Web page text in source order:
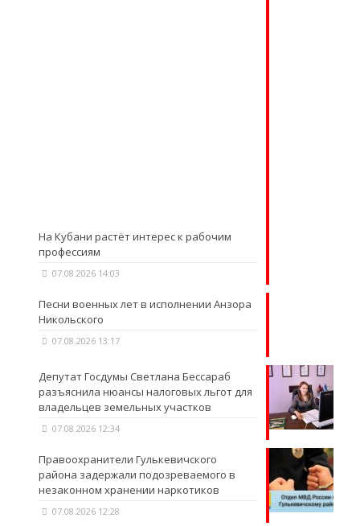
На Кубани растёт интерес к рабочим
профессиям
07.08.2026 14:03
Песни военных лет в исполнении Анзора
Никольского
07.08.2026 13:17
Депутат Госдумы Светлана Бессараб
разъяснила нюансы налоговых льгот для
владельцев земельных участков
07.08.2026 12:34
Правоохранители Гулькевичского
района задержали подозреваемого в
незаконном хранении наркотиков
07.08.2026 12:28